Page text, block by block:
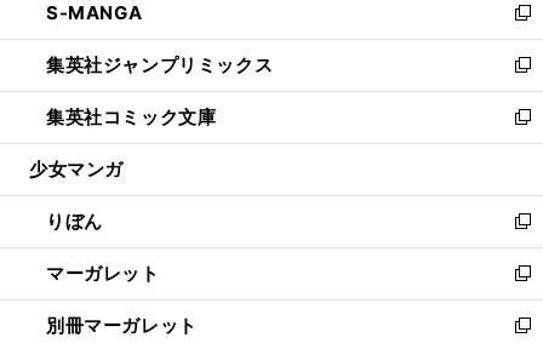
く
で
開
く
ド
ウ
で
開
く
ィ
ン
ド
ウ
で
開
い
ウ
ィ
ン
ド
ウ
開
く
S-MANGA
新
し
い
ウ
ィ
ン
ウ
で
開
く
集英社ジャンプリミックス
新
し
い
ウ
ン
ド
ウ
で
開
く
集英社コミック文庫
新
し
ウ
ィ
ン
ド
ウ
で
少女マンガ
りぼん
新
し
い
ウ
ィ
マーガレット
新
し
い
別冊マーガレット
新